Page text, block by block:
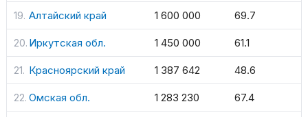
Алтайский край 1 600 000 69.7
Иркутская обл. 1 450 000 61.1
Красноярский край 1 387 642 48.6
Омская обл. 1 283 230 67.4